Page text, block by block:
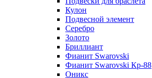
Кулон
Подвесной элемент
Серебро
Золото
Бриллиант
Фианит Swarovski
Фианит Swarovski Кр-88
Оникс